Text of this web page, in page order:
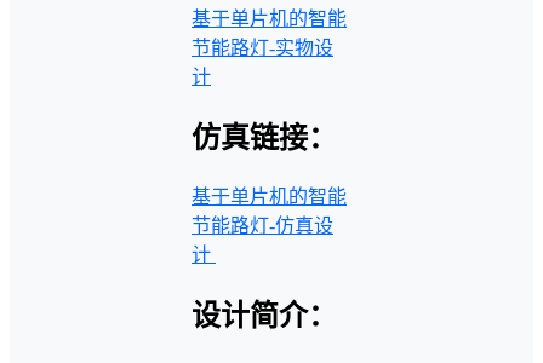
基于单片机的智能
节能路灯-实物设
计
仿真链接：
基于单片机的智能
节能路灯-仿真设
计
设计简介：